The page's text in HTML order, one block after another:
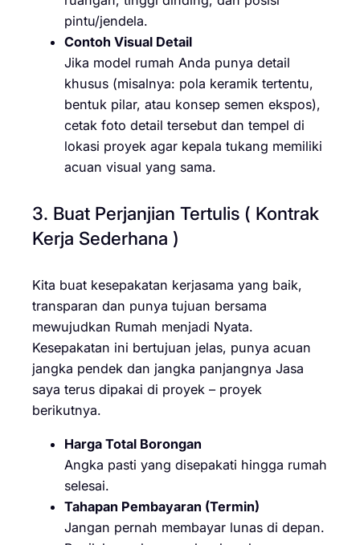
pintu/jendela.
Contoh Visual Detail
Jika model rumah Anda punya detail
khusus (misalnya: pola keramik tertentu,
bentuk pilar, atau konsep semen ekspos),
cetak foto detail tersebut dan tempel di
lokasi proyek agar kepala tukang memiliki
acuan visual yang sama.
3. Buat Perjanjian Tertulis ( Kontrak
Kerja Sederhana )
Kita buat kesepakatan kerjasama yang baik,
transparan dan punya tujuan bersama
mewujudkan Rumah menjadi Nyata.
Kesepakatan ini bertujuan jelas, punya acuan
jangka pendek dan jangka panjangnya Jasa
saya terus dipakai di proyek – proyek
berikutnya.
Harga Total Borongan
Angka pasti yang disepakati hingga rumah
selesai.
Tahapan Pembayaran (Termin)
Jangan pernah membayar lunas di depan.